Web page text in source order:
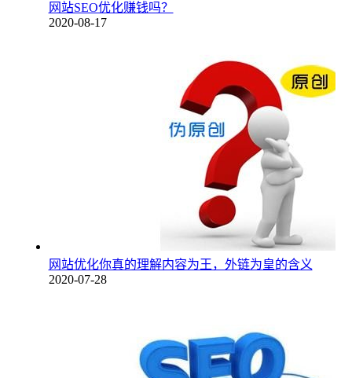
网站SEO优化赚钱吗？
2020-08-17
网站优化你真的理解内容为王，外链为皇的含义
2020-07-28